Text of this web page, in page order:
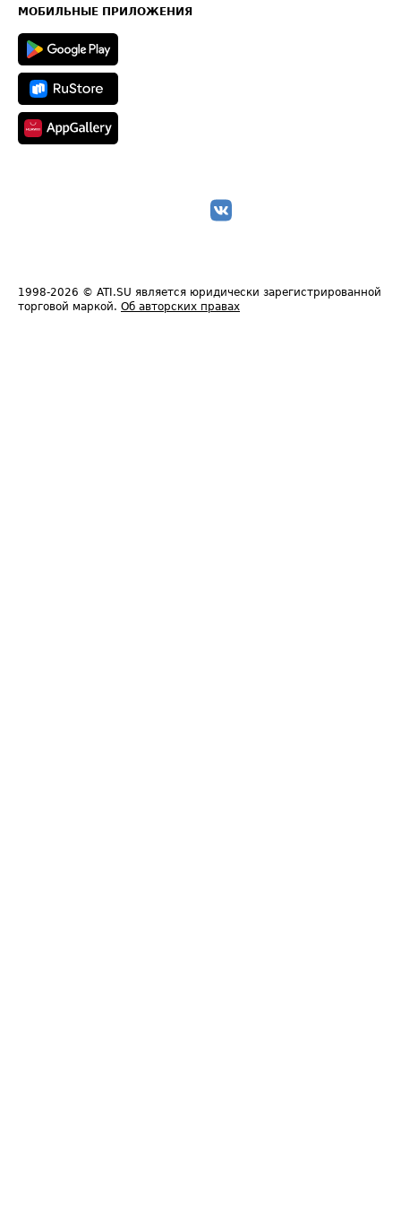
Техническая информация
МОБИЛЬНЫЕ ПРИЛОЖЕНИЯ
1998-2026 © ATI.SU является юридически зарегистрированной
торговой маркой. Об авторских правах